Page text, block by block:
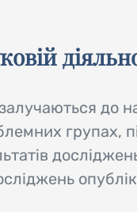
до
групах,